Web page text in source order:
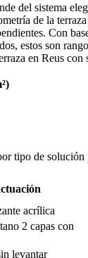
del sistema
de la
Con
estos son
en Reus con
tipo de solución
acrílica
2 capas con
levantar